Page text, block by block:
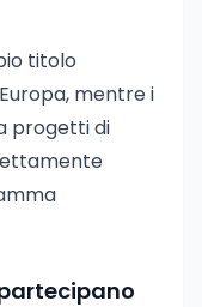
titolo
mentre i
progetti di